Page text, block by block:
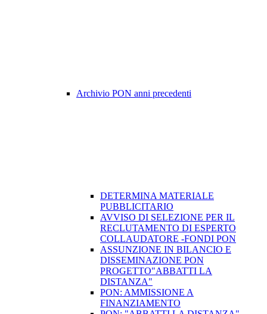
Archivio PON anni precedenti
DETERMINA MATERIALE
PUBBLICITARIO
AVVISO DI SELEZIONE PER IL
RECLUTAMENTO DI ESPERTO
COLLAUDATORE -FONDI PON
ASSUNZIONE IN BILANCIO E
DISSEMINAZIONE PON
PROGETTO"ABBATTI LA
DISTANZA"
PON: AMMISSIONE A
FINANZIAMENTO